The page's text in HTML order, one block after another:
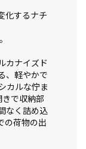
化するナチ
カナイズド
、軽やかで
カルな佇ま
で収納部
なく詰め込
の荷物の出